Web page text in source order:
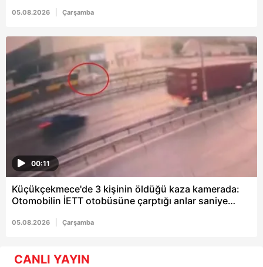
05.08.2026 Çarşamba
00:11
Küçükçekmece'de 3 kişinin öldüğü kaza kamerada:
Otomobilin İETT otobüsüne çarptığı anlar saniye
05.08.2026 Çarşamba
CANLI YAYIN